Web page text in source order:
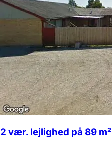
2 vær. lejlighed på 89 m²